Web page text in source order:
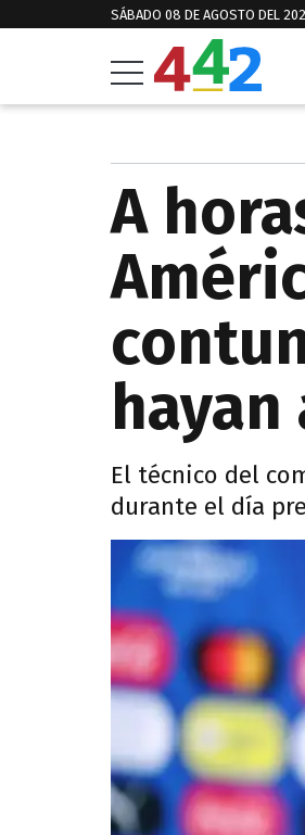
SÁBADO 08 DE AGOSTO DEL
A
El técnico del
durante el día